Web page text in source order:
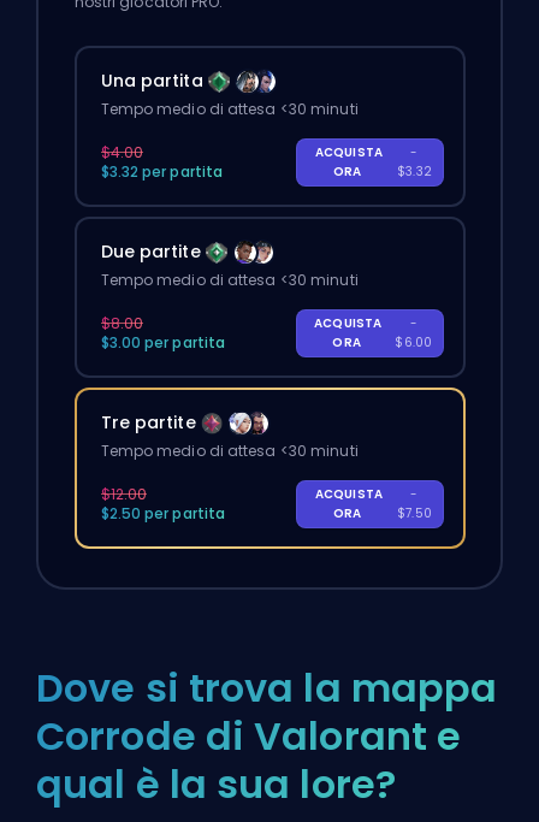
Una partita
Tempo medio di attesa <30 minuti
$4.00
$3.32 per partita
ACQUISTA
ORA
-
$3.32
Due partite
Tempo medio di attesa <30 minuti
$8.00
$3.00 per partita
ACQUISTA
ORA
-
$6.00
Tre partite
Tempo medio di attesa <30 minuti
$12.00
$2.50 per partita
ACQUISTA
ORA
-
$7.50
Dove si trova la mappa
Corrode di Valorant e
qual è la sua lore?